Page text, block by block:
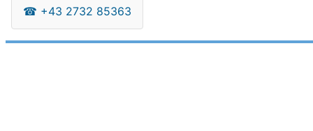
☎ +43 2732 85363